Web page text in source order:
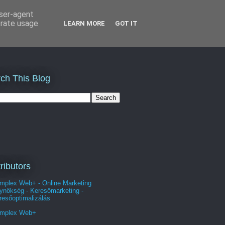
This Blog
Web+ - Online Marketing
- Keresőmarketing -
Web+
agent
usage
LEARN MORE GOT IT